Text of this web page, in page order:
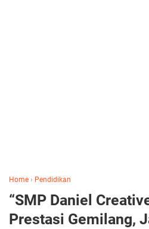
Home › Pendidikan
“SMP Daniel
Prestasi Gemilang,